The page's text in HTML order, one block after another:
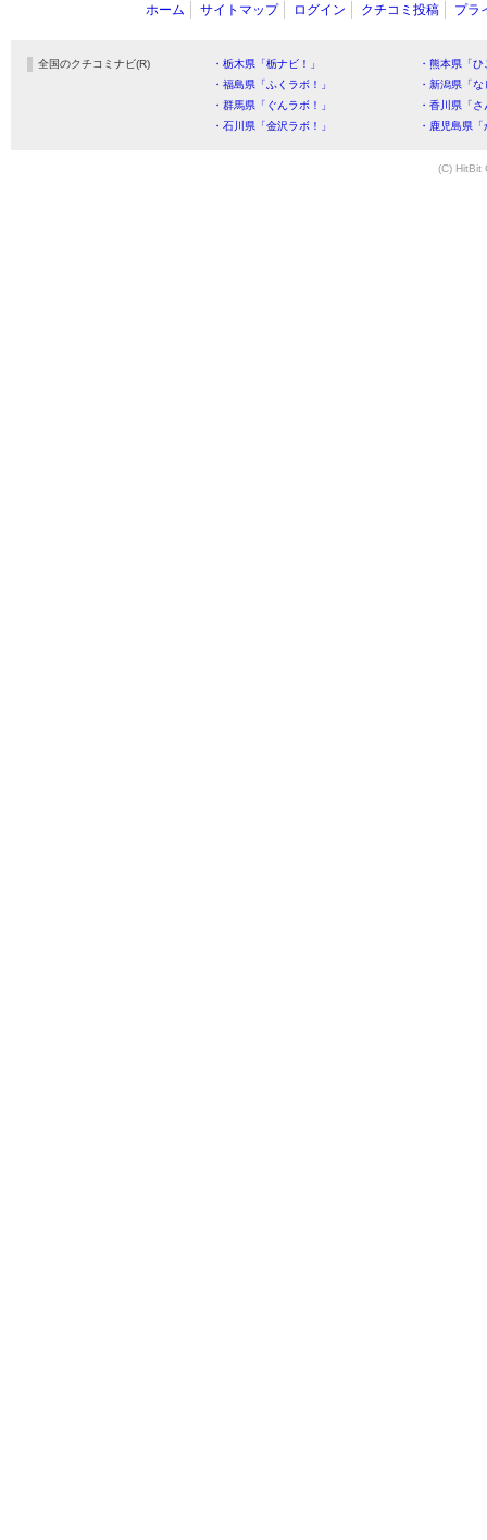
ホーム サイトマップ ログイン クチコミ投稿 プラ
全国のクチコミナビ(R) ・栃木県「栃ナビ！」
・熊本県「
・福島県「ふくラボ！」
・新潟県「
・群馬県「ぐんラボ！」
・香川県「
・石川県「金沢ラボ！」
・鹿児島県
(C) HitBit